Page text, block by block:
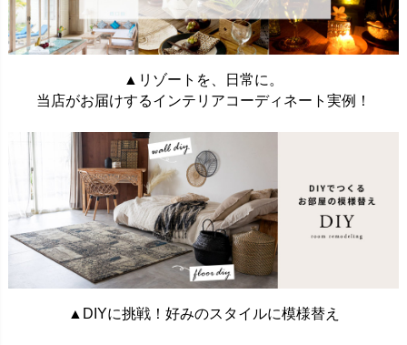
▲リゾートを、日常に。
当店がお届けするインテリアコーディネート実例！
▲DIYに挑戦！好みのスタイルに模様替え